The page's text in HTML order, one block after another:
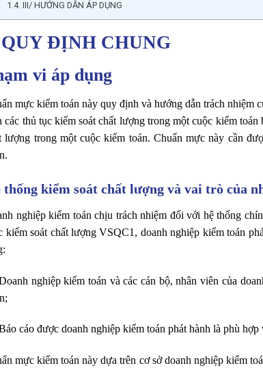
III/ HƯỚNG DẪN ÁP DỤNG
ĐỊNH CHUNG
vi áp dụng
mực kiểm toán này quy định và hướng dẫn trách nhiệm
các thủ tục kiểm soát chất lượng trong một cuộc kiểm
lượng trong một cuộc kiểm toán. Chuẩn mực này cần
thống kiểm soát chất lượng và vai trò của
nghiệp kiểm toán chịu trách nhiệm đối với hệ thống
kiểm soát chất lượng VSQC1, doanh nghiệp kiểm toán
nghiệp kiểm toán và các cán bộ, nhân viên của
cáo được doanh nghiệp kiểm toán phát hành là phù hợp
mực kiểm toán này dựa trên cơ sở doanh nghiệp kiểm